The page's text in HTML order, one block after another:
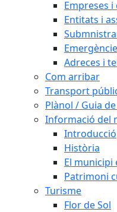
Empreses
Entitats i
Adreces i
Com arribar
Transport
Plànol / Guia
Informació del
Introducció
Història
El municipi
Patrimoni
Turisme
Flor de Sol